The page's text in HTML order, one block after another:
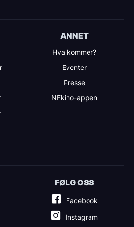
ANNET
Hva kommer?
Eventer
Presse
NFkino-appen
FØLG OSS
Facebook
Instagram